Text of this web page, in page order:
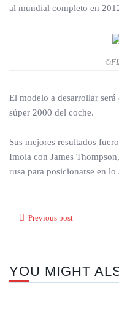
al mundial completo en
El modelo a desarrollar
súper 2000 del coche.
Sus mejores resultados
Imola con James
rusa para posicionarse en
Previous post
YOU MIGHT